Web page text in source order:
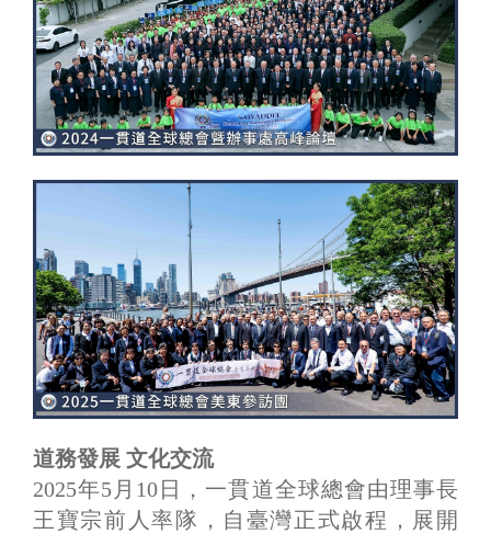
道務發展 文化交流
2025年5月10日，一貫道全球總會由理事長
王寶宗前人率隊，自臺灣正式啟程，展開